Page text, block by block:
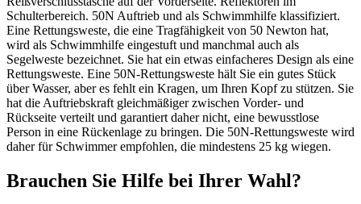
Schulterbereich. 50N Auftrieb und als Schwimmhilfe klassifiziert.
Eine Rettungsweste, die eine Tragfähigkeit von 50 Newton hat,
wird als Schwimmhilfe eingestuft und manchmal auch als
Segelweste bezeichnet. Sie hat ein etwas einfacheres Design als eine
Rettungsweste. Eine 50N-Rettungsweste hält Sie ein gutes Stück
über Wasser, aber es fehlt ein Kragen, um Ihren Kopf zu stützen. Sie
hat die Auftriebskraft gleichmäßiger zwischen Vorder- und
Rückseite verteilt und garantiert daher nicht, eine bewusstlose
Person in eine Rückenlage zu bringen. Die 50N-Rettungsweste wird
daher für Schwimmer empfohlen, die mindestens 25 kg wiegen.
Brauchen Sie Hilfe bei Ihrer Wahl?